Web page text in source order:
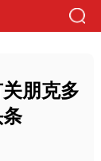
朋克多